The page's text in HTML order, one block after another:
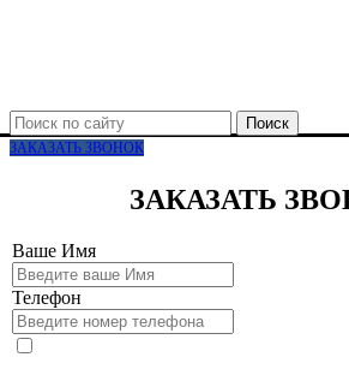
Поиск
ЗАКАЗАТЬ ЗВОНОК
ЗАКАЗАТЬ
Ваше Имя
Телефон